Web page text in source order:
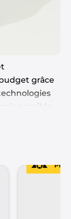
grâce
possible
sélection